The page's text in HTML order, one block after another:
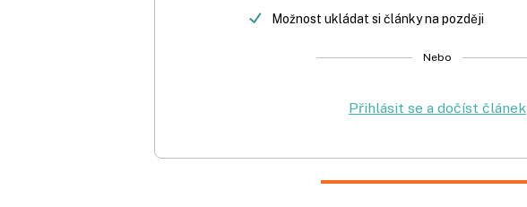
Možnost ukládat si články na později
Nebo
Přihlásit se a dočíst článek